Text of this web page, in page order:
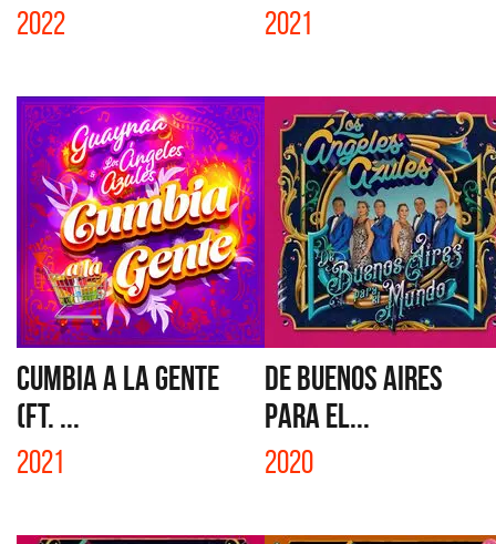
2022 2021
CUMBIA A LA GENTE
(FT. ...
2021
DE BUENOS AIRES
PARA EL...
2020